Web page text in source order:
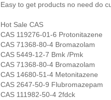
Easy to get products no need do
Hot Sale CAS
CAS 119276-01-6 Protonitazene
CAS 71368-80-4 Bromazolam
CAS 5449-12-7 Bmk /Pmk
CAS 71368-80-4 Bromazolam
CAS 14680-51-4 Metonitazene
CAS 2647-50-9 Flubromazepam
CAS 111982-50-4 2fdck